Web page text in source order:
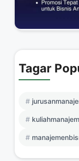
Tagar